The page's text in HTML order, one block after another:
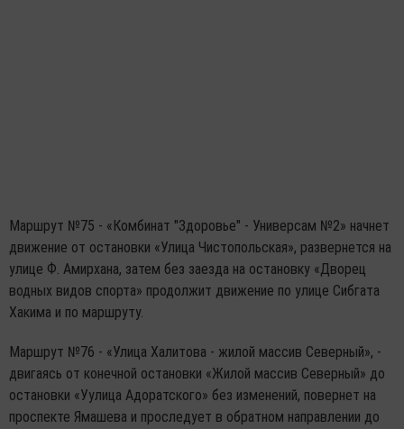
Маршрут №75 - «Комбинат "Здоровье" - Универсам №2» начнет
движение от остановки «Улица Чистопольская», развернется на
улице Ф. Амирхана, затем без заезда на остановку «Дворец
водных видов спорта» продолжит движение по улице Сибгата
Хакима и по маршруту.
Маршрут №76 - «Улица Халитова - жилой массив Северный», -
двигаясь от конечной остановки «Жилой массив Северный» до
остановки «Уулица Адоратского» без изменений, повернет на
проспекте Ямашева и проследует в обратном направлении до